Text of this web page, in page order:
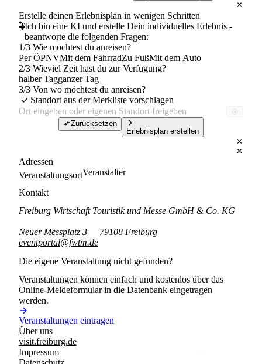
Erstelle deinen Erlebnisplan in wenigen Schritten
Ich bin eine KI und erstelle Dein individuelles Erlebnis -
beantworte die folgenden Fragen:
1/3 Wie möchtest du anreisen?
Per ÖPNVMit dem FahrradZu FußMit dem Auto
2/3 Wieviel Zeit hast du zur Verfügung?
halber Tagganzer Tag
3/3 Von wo möchtest du anreisen?
Standort aus der Merkliste vorschlagen
Zurücksetzen
Erlebnisplan erstellen
Adressen
VeranstaltungsortVeranstalter
Kontakt
Freiburg Wirtschaft Touristik und Messe GmbH & Co. KG
Neuer Messplatz 3
79108 Freiburg
eventportal@fwtm.de
Die eigene Veranstaltung nicht gefunden?
Veranstaltungen können einfach und kostenlos über das
Online-Meldeformular in die Datenbank eingetragen
werden.
Veranstaltungen eintragen
Über uns
visit.freiburg.de
Impressum